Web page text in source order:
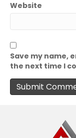
Website
Save my name,
the next time I